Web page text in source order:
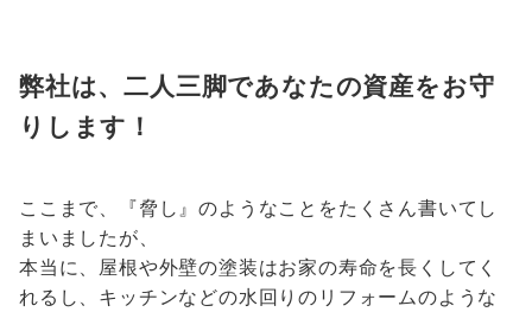
弊社は、二人三脚であなたの資産をお守
りします！
ここまで、『脅し』のようなことをたくさん書いてし
まいましたが、
本当に、屋根や外壁の塗装はお家の寿命を長くしてく
れるし、キッチンなどの水回りのリフォームのような